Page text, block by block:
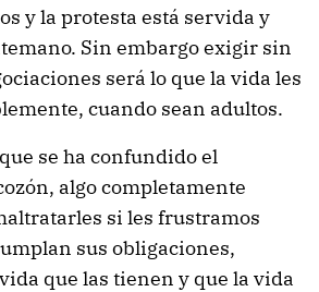
y la protesta está servida y
Sin embargo exigir sin
será lo que la vida les
cuando sean adultos.
se ha confundido el
algo completamente
si les frustramos
sus obligaciones,
que las tienen y que la vida